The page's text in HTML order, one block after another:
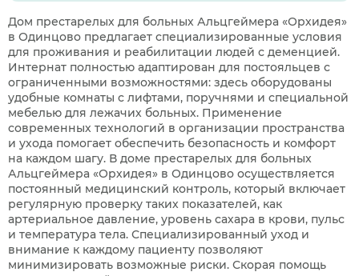
Дом престарелых для больных Альцгеймера «Орхидея»
в Одинцово предлагает специализированные условия
для проживания и реабилитации людей с деменцией.
Интернат полностью адаптирован для постояльцев с
ограниченными возможностями: здесь оборудованы
удобные комнаты с лифтами, поручнями и специальной
мебелью для лежачих больных. Применение
современных технологий в организации пространства
и ухода помогает обеспечить безопасность и комфорт
на каждом шагу. В доме престарелых для больных
Альцгеймера «Орхидея» в Одинцово осуществляется
постоянный медицинский контроль, который включает
регулярную проверку таких показателей, как
артериальное давление, уровень сахара в крови, пульс
и температура тела. Специализированный уход и
внимание к каждому пациенту позволяют
минимизировать возможные риски. Скорая помощь